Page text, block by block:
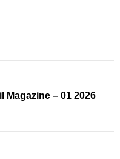
Magazine – 01 2026